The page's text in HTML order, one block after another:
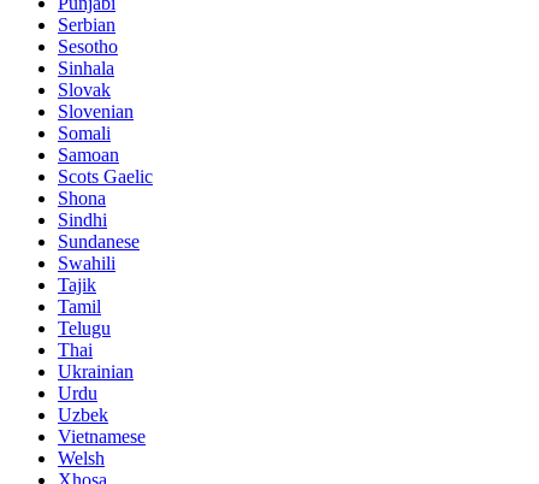
Serbian
Sesotho
Sinhala
Slovak
Slovenian
Somali
Samoan
Scots Gaelic
Shona
Sindhi
Sundanese
Swahili
Tajik
Tamil
Telugu
Thai
Ukrainian
Urdu
Uzbek
Vietnamese
Welsh
Xhosa